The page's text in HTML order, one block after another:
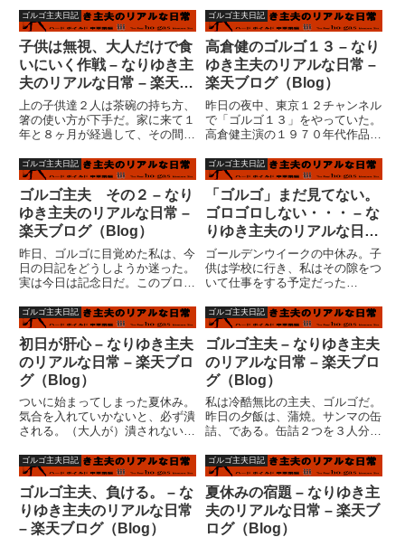
５４，５９５円でした。（２０日
の時点では３９，４８９円だった
けど）５万円以内に収まるかと思
ってたんですが、無謀だったよ
う...
を終え、行って参りました、朝の
特売。１，１０６円。野菜、マグ
ロのあら（こればっか）タマゴ、
サバ缶など。今月の食費累
計・・・...
ゴルゴ主夫日記
子供は無視、大人だけで食
いにいく作戦 – なりゆき主
夫のリアルな日常 – 楽天ブ
ログ（Blog）
上の子供達２人は茶碗の持ち方、
箸の使い方が下手だ。家に来て１
年と８ヶ月が経過して、その間に
ある程度の年齢になってしまう
と、直すこと自体無理なことなの
であろうか。などと夕飯を食べな
がら、考えていた。ちなみに、昨
日...
ゴルゴ主夫日記
高倉健のゴルゴ１３ – なり
ゆき主夫のリアルな日常 –
楽天ブログ（Blog）
昨日の夜中、東京１２チャンネル
で「ゴルゴ１３」をやっていた。
高倉健主演の１９７０年代作品で
勿論、映画館で見たことなどなか
った。千葉真一のアクション映画
だってエッチな時代に、ゴルゴは
相当量のＲ指定だったのではな
い...
ゴルゴ主夫日記
ゴルゴ主夫 その２ – なり
ゆき主夫のリアルな日常 –
楽天ブログ（Blog）
昨日、ゴルゴに目覚めた私は、今
日の日記をどうしようか迷った。
実は今日は記念日だ。このブログ
た日。それは・・・失業記念日
だ。私のブログはこの日のネタか
ら始まっている。最初は解雇宣言
（６月１７日記入）しかし、だか
ら...
ゴルゴ主夫日記
「ゴルゴ」まだ見てない。
ゴロゴロしない・・・ – な
りゆき主夫のリアルな日常
– 楽天ブログ（Blog）
ゴールデンウイークの中休み。子
供は学校に行き、私はその隙をつ
いて仕事をする予定だった
ない。ノリが悪い。マツケンサン
バのやりすぎか？あるいはウエイ
トトレーニングがキツかったか？
筋肉痛が広範囲にわたって広がっ
ている...
ゴルゴ主夫日記
初日が肝心 – なりゆき主夫
のリアルな日常 – 楽天ブロ
グ（Blog）
ついに始まってしまった夏休み。
気合を入れていかないと、必ず潰
される。（大人が）潰されないた
初日が肝心なのだ。たぶん・・・
朝６時。いつもは妻が起きてうる
さくなる頃でないと私は起きる事
が出来ないのだが、次女が熱を
出...
ゴルゴ主夫日記
ゴルゴ主夫 – なりゆき主夫
のリアルな日常 – 楽天ブロ
グ（Blog）
私は冷酷無比の主夫、ゴルゴだ。
昨日の夕飯は、蒲焼。サンマの缶
詰、である。缶詰２つを３人分に
せ、山椒をふりかけ、蓋をし、蒸
らす。サンマ丼の出来上がりだ。
長男と次女の喘息プールから帰っ
て来た妻に、「子供の飯はこれ
だ」...
ゴルゴ主夫日記
ゴルゴ主夫、負ける。 – な
りゆき主夫のリアルな日常
– 楽天ブログ（Blog）
ゴルゴ主夫日記
夏休みの宿題 – なりゆき主
夫のリアルな日常 – 楽天ブ
ログ（Blog）